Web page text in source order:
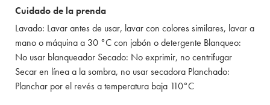
Cuidado de la prenda
Lavado: Lavar antes de usar, lavar con colores similares, lavar a
mano o máquina a 30 °C con jabón o detergente Blanqueo:
No usar blanqueador Secado: No exprimir, no centrifugar
Secar en línea a la sombra, no usar secadora Planchado:
Planchar por el revés a temperatura baja 110°C